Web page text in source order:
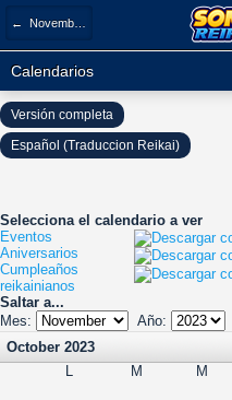
← November 2023
Calendarios
Selecciona el calendario a ver
Eventos
Aniversarios
Cumpleaños
reikainianos
Saltar a...
Mes:
Año:
October 2023
L
M M
Versión completa
Español (Traduccion Reikai)